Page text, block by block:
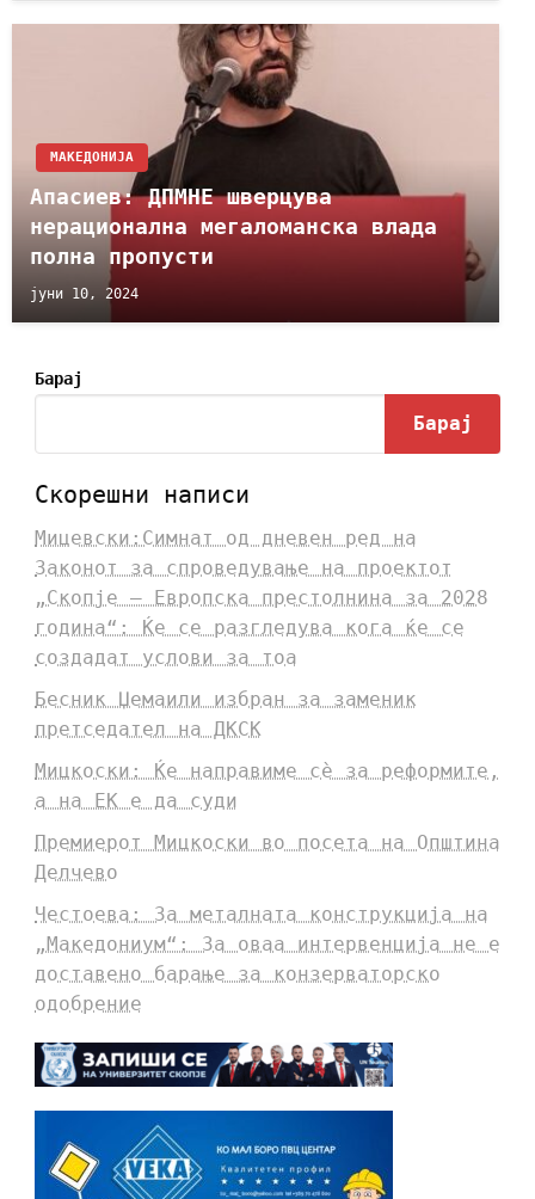
МАКЕДОНИЈА
Апасиев: ДПМНЕ шверцува
нерационална мегаломанска влада
полна пропусти
јуни 10, 2024
Барај
Барај
Скорешни написи
Мицевски:Симнат од дневен ред на
Законот за спроведување на проектот
„Скопје – Европска престолнина за 2028
година“: Ќе се разгледува кога ќе се
создадат услови за тоа
Бесник Џемаили избран за заменик
претседател на ДКСК
Мицкоски: Ќе направиме сè за реформите,
а на ЕК е да суди
Премиерот Мицкоски во посета на Општина
Делчево
Честоева: За металната конструкција на
„Македониум“: За оваа интервенција не е
доставено барање за конзерваторско
одобрение